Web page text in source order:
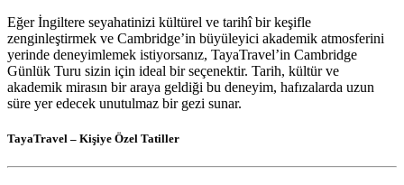
Eğer İngiltere seyahatinizi kültürel ve tarihî bir keşifle
zenginleştirmek ve Cambridge’in büyüleyici akademik atmosferini
yerinde deneyimlemek istiyorsanız, TayaTravel’in Cambridge
Günlük Turu sizin için ideal bir seçenektir. Tarih, kültür ve
akademik mirasın bir araya geldiği bu deneyim, hafızalarda uzun
süre yer edecek unutulmaz bir gezi sunar.
TayaTravel – Kişiye Özel Tatiller